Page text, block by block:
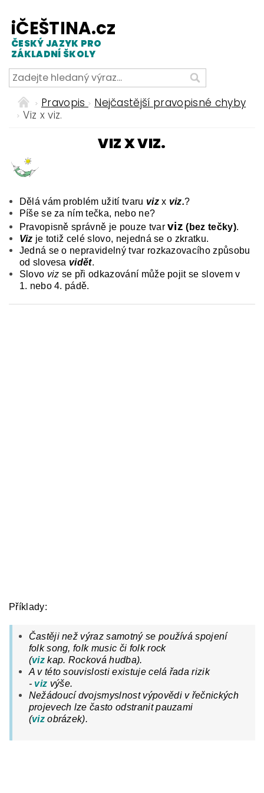
iČEŠTINA.cz
ČESKÝ JAZYK PRO
ZÁKLADNÍ ŠKOLY
Pravopis
Nejčastější pravopisné chyby
Viz x viz.
VIZ X VIZ.
Dělá vám problém užití tvaru vizx viz.?
Píše se za ním tečka, nebo ne?
Pravopisně správně je pouze tvarviz (bez tečky).
Viz je totiž celé slovo, nejedná se o zkratku.
Jedná se o nepravidelný tvar rozkazovacího způsobu
od slovesa vidět.
Slovo viz se při odkazování může pojit se slovem v
1. nebo 4. pádě.
Příklady:
Častěji než výraz samotný se používá spojení
folk song, folk music či folk rock
(viz kap. Rocková hudba).
A v této souvislosti existuje celá řada rizik
- viz výše.
Nežádoucí dvojsmyslnost výpovědi v řečnických
projevech lze často odstranit pauzami
(vizobrázek).